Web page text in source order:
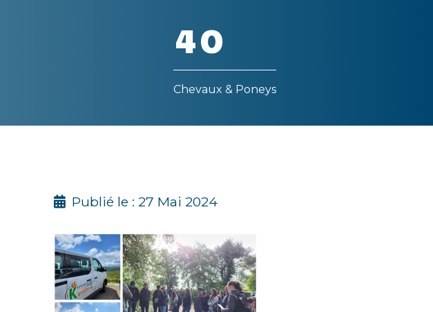
40
Chevaux & Poneys
Publié le : 27 Mai 2024